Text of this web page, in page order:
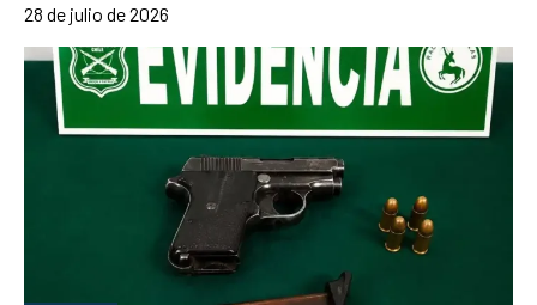
28 de julio de 2026